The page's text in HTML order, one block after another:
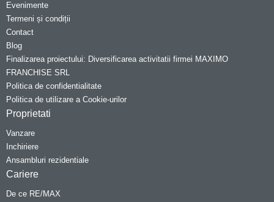
Evenimente
Termeni și condiții
Contact
Blog
Finalizarea proiectului: Diversificarea activitatii firmei MAXIMO
FRANCHISE SRL
Politica de confidentialitate
Politica de utilizare a Cookie-urilor
Proprietati
Vanzare
Inchiriere
Ansambluri rezidentiale
Cariere
De ce RE/MAX